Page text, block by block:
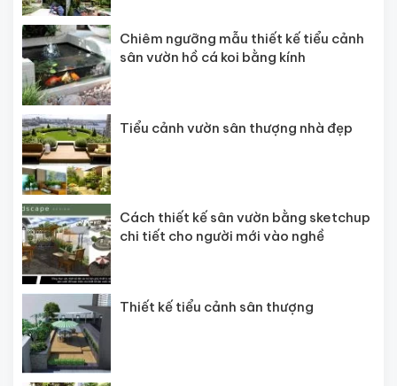
Chiêm ngưỡng mẫu thiết kế tiểu cảnh
sân vườn hồ cá koi bằng kính
Tiểu cảnh vườn sân thượng nhà đẹp
Cách thiết kế sân vườn bằng sketchup
chi tiết cho người mới vào nghề
Thiết kế tiểu cảnh sân thượng